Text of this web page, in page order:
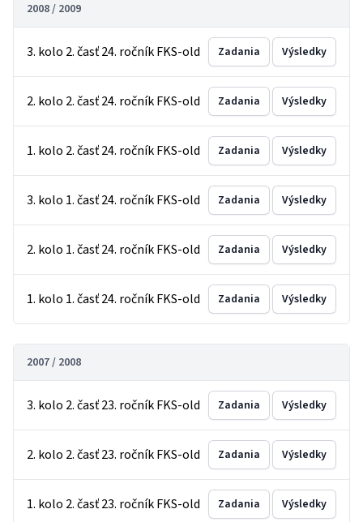
2008 / 2009
3. kolo 2. časť 24. ročník FKS-old Zadania Výsledky
2. kolo 2. časť 24. ročník FKS-old Zadania Výsledky
1. kolo 2. časť 24. ročník FKS-old Zadania Výsledky
3. kolo 1. časť 24. ročník FKS-old Zadania Výsledky
2. kolo 1. časť 24. ročník FKS-old Zadania Výsledky
1. kolo 1. časť 24. ročník FKS-old Zadania Výsledky
2007 / 2008
3. kolo 2. časť 23. ročník FKS-old Zadania Výsledky
2. kolo 2. časť 23. ročník FKS-old Zadania Výsledky
1. kolo 2. časť 23. ročník FKS-old Zadania Výsledky